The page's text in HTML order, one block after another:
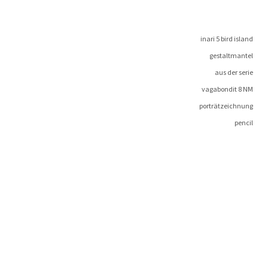
ina­ri 5 bird island
gestaltmantel
aus der serie
vagabon­dit 8 NM
porträtzeichnung
pencil